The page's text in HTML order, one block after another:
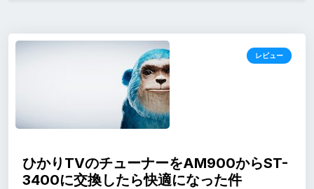
レビュー
ひかりTVのチューナーをAM900からST-
3400に交換したら快適になった件